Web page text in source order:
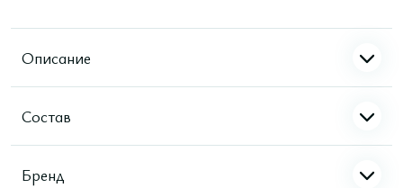
Описание
Состав
Бренд